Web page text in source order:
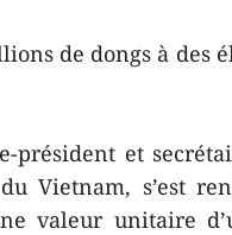
de dongs à des
président et
Vietnam, s’est
valeur unitaire